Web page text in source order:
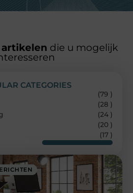
artikelen die u mogelijk
CATEGORIES
(79 )
(28 )
(24 )
(20 )
(17 )